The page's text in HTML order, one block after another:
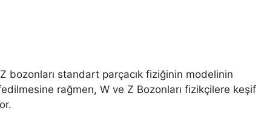
Z bozonları standart parçacık fiziğinin modelinin
rağmen, W ve Z Bozonları fizikçilere keşif